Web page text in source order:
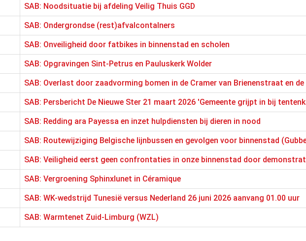
SAB: Noodsituatie bij afdeling Veilig Thuis GGD
SAB: Ondergrondse (rest)afvalcontaIners
SAB: Onveiligheid door fatbikes in binnenstad en scholen
SAB: Opgravingen Sint-Petrus en Pauluskerk Wolder
SAB: Overlast door zaadvorming bomen in de Cramer van Brienenstraat en
SAB: Persbericht De Nieuwe Ster 21 maart 2026 'Gemeente grijpt in bij
SAB: Redding ara Payessa en inzet hulpdiensten bij dieren in nood
SAB: Routewijziging Belgische lijnbussen en gevolgen voor binnenstad
SAB: Veiligheid eerst geen confrontaties in onze binnenstad door
SAB: Vergroening Sphinxlunet in Céramique
SAB: WK-wedstrijd Tunesië versus Nederland 26 juni 2026 aanvang 01.00 uur
SAB: Warmtenet Zuid-Limburg (WZL)